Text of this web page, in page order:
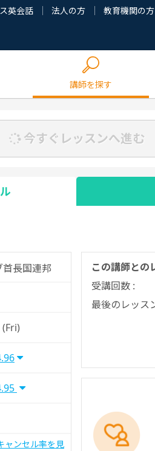
英会話 法人の方 教育機関の方
講師を探す
今すぐレッスンへ進む
首長国連邦
ャンセル率を見
この講師との
受講回数 :
最後のレッス